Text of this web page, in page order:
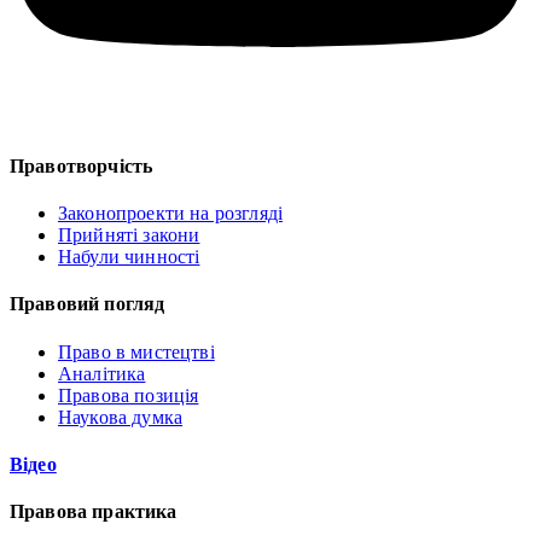
Правотворчість
Законопроекти на розгляді
Прийняті закони
Набули чинності
Правовий погляд
Право в мистецтві
Аналітика
Правова позиція
Наукова думка
Відео
Правова практика